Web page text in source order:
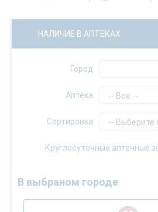
НАЛИЧИЕ В АПТЕКАХ
Город
Аптека -- Все --
Сортировка
Круглосуточные аптечные
В выбраном городе